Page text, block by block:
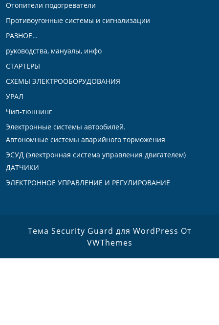
Отопители подогреватели
Противоугонные системы и сигнализации
РАЗНОЕ…
руководства, мануалы, инфо
СТАРТЕРЫ
СХЕМЫ ЭЛЕКТРООБОРУДОВАНИЯ
УРАЛ
Чип-тюннинг
Электронные системы автообилей.
Автономные системы аварийного торможения
ЭСУД (электронная система управления двигателем)
ДАТЧИКИ
ЭЛЕКТРОННОЕ УПРАВЛЕНИЕ И РЕГУЛИРОВАНИЕ
Тема Security Guard для WordPress От
VWThemes